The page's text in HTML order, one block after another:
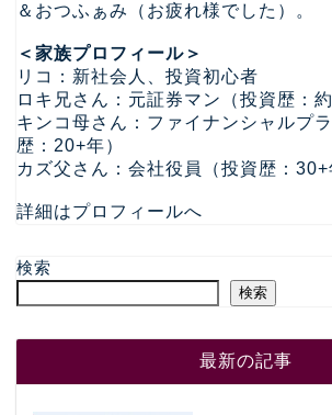
＆おつふぁみ（お疲れ様でした）。
＜家族プロフィール＞
リコ：新社会人、投資初心者
ロキ兄さん：元証券マン（投資歴：約
キンコ母さん：ファイナンシャルプ
歴：20+年）
カズ父さん：会社役員（投資歴：30+
詳細はプロフィールへ
検索
検索
最新の記事